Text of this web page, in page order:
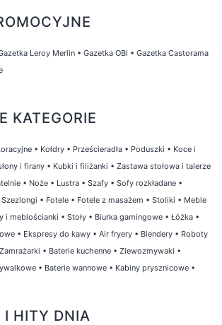
Leroy Merlin • Gazetka OBI • Gazetka Castorama
KATEGORIE
• Kołdry • Prześcieradła • Poduszki • Koce i
i firany • Kubki i filiżanki • Zastawa stołowa i talerze
• Noże • Lustra • Szafy • Sofy rozkładane •
Szezlongi • Fotele • Fotele z masażem • Stoliki • Meble
i meblościanki • Stoły • Biurka gamingowe • Łóżka •
• Ekspresy do kawy • Air fryery • Blendery • Roboty
Zamrażarki • Baterie kuchenne • Zlewozmywaki •
• Baterie wannowe • Kabiny prysznicowe •
I HITY DNIA